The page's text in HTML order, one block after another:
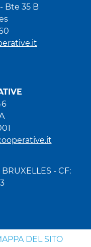
Bte 35 B
- CF:
DEL SITO